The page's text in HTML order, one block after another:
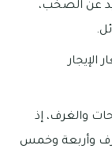
عن الصخب،
والغرف، إذ
وأربعة وخمس